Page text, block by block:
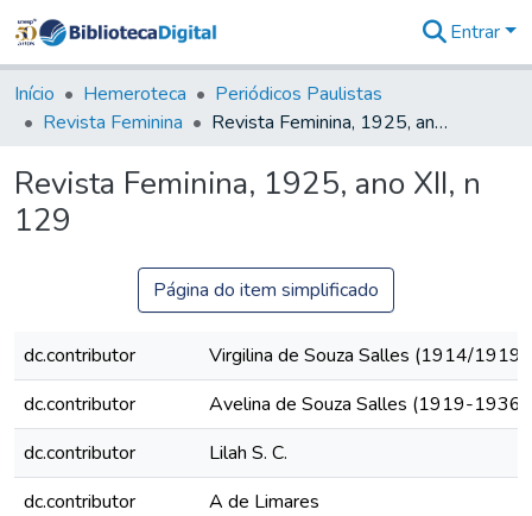
&
Coleções
Tudo na
Digital
Entrar
Início Hemeroteca
Periódicos Paulistas
Revista Feminina
Revista Feminina, 1925, ano XII, n 129
Revista Feminina, 1925, ano XII, n
129
Página do item simplificado
dc.contributor
Virgilina de Souza Salles (1914/1919)
dc.contributor
Avelina de Souza Salles (1919-1936)
dc.contributor
Lilah S. C.
dc.contributor
A de Limares